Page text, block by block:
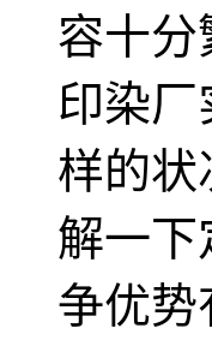
容十分
印染
样的状
解一下
争优势